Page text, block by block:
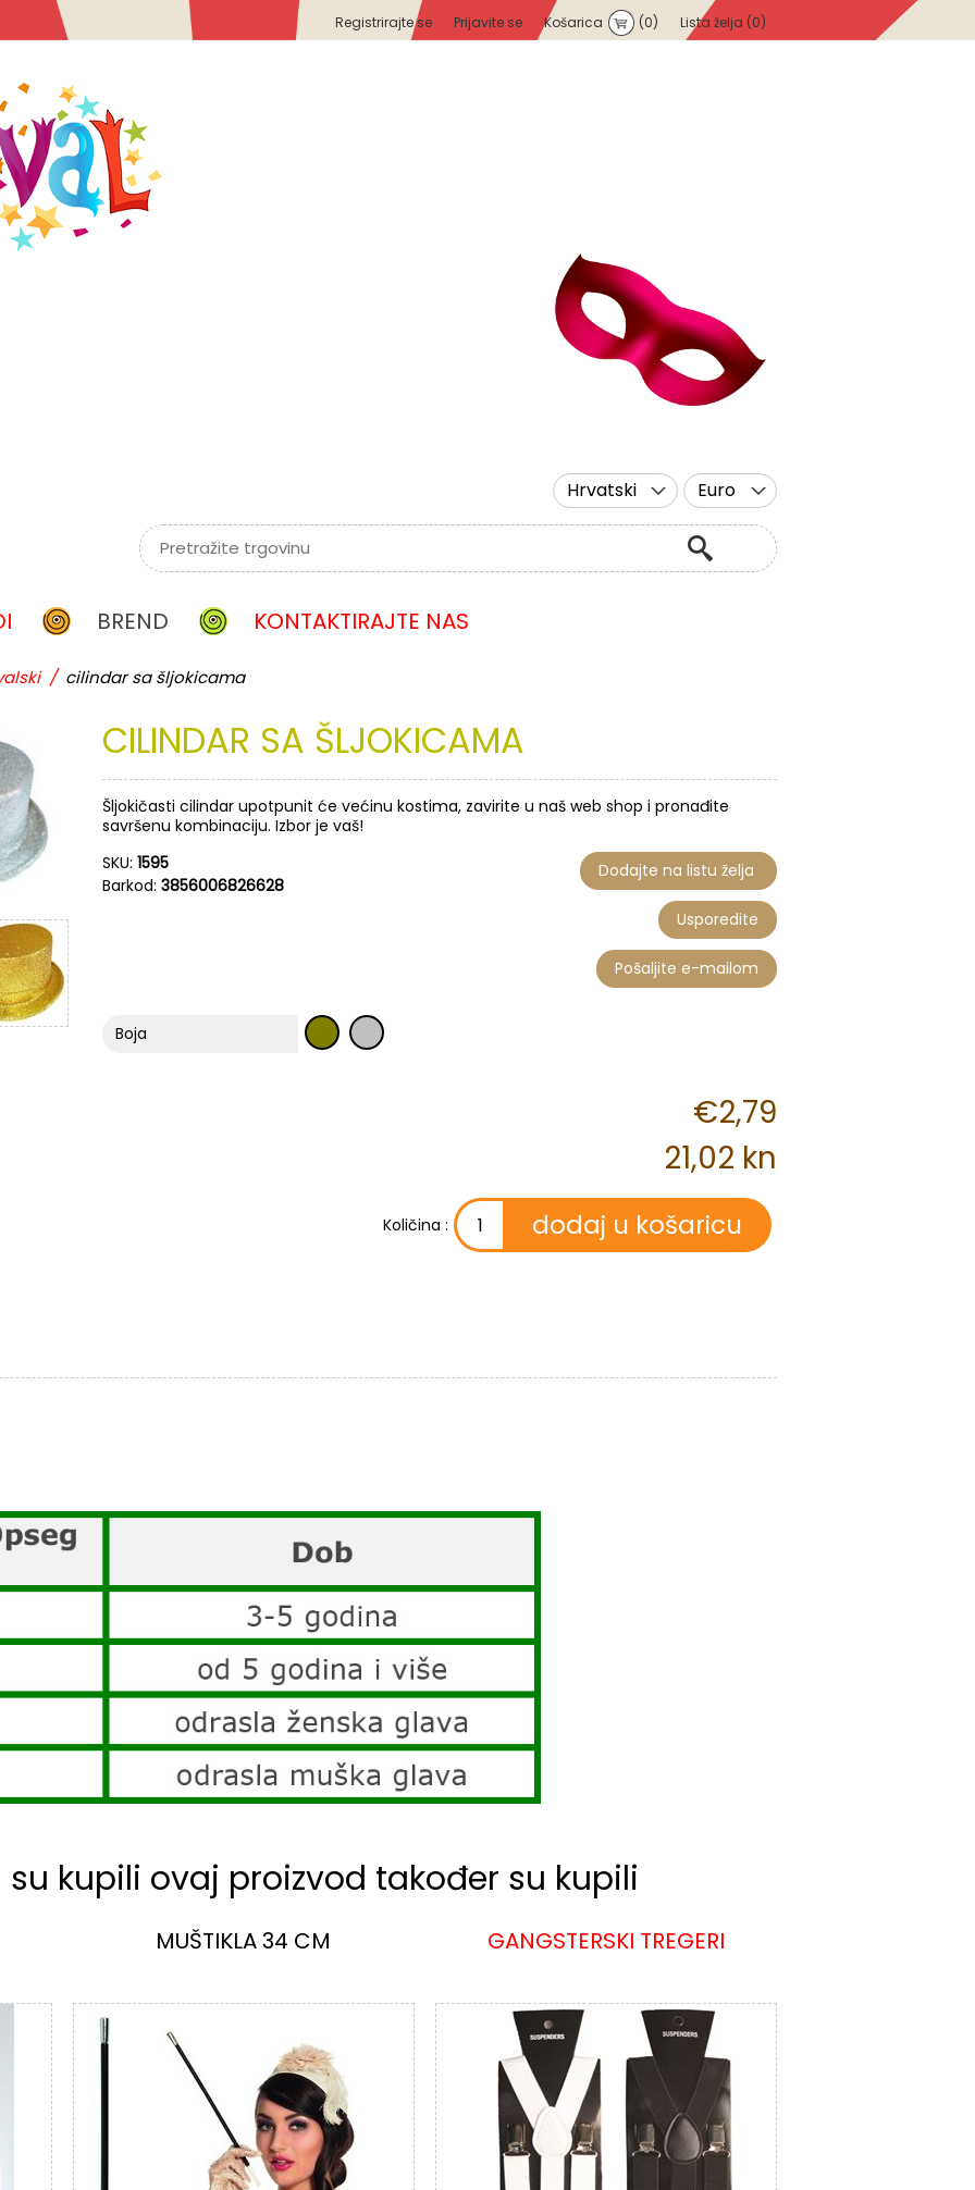
Registrirajte se Prijavite se Košarica (0) Lista želja (0)
Euro
Hrvatski
BREND KONTAKTIRAJTE NAS
/ cilindar sa šljokicama
CILINDAR SA ŠLJOKICAMA
Šljokičasti cilindar upotpunit će većinu kostima, zavirite u naš web shop i pronađite
savršenu kombinaciju. Izbor je vaš!
SKU: 1595
Barkod: 3856006826628
Boja
€2,79
21,02 kn
Količina :
su kupili ovaj proizvod također su kupili
MUŠTIKLA 34 CM GANGSTERSKI TREGERI